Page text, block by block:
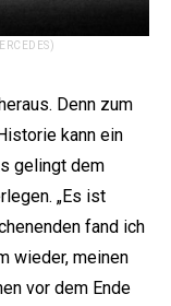
Denn zum
kann ein
gelingt dem
„Es ist
fand ich
wieder, meinen
vor dem Ende